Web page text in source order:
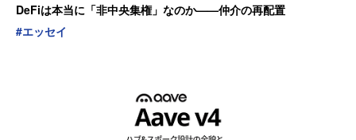
DeFiは本当に「非中央集権」なのか——仲介の再配置
#エッセイ